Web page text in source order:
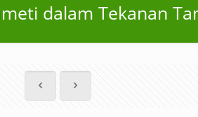
dalam Tekanan